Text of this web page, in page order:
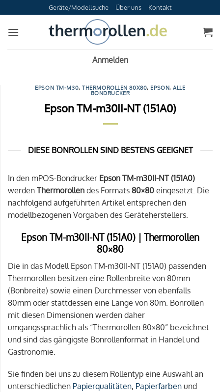
Inhalt
springen
Geräte/Modellsuche Über uns Kontakt
Anmelden
EPSON TM-M30,THERMOROLLEN 80X80, EPSON,ALLE
BONDRUCKER
Epson TM-m30II-NT (151A0)
DIESE BONROLLEN SIND BESTENS GEEIGNET
In den mPOS-Bondrucker Epson TM-m30II-NT (151A0)
werden Thermorollen des Formats 80×80 eingesetzt. Die
nachfolgend aufgeführten Artikel entsprechen den
modellbezogenen Vorgaben des Geräteherstellers.
Epson TM-m30II-NT (151A0) | Thermorollen
80×80
Die in das Modell Epson TM-m30II-NT (151A0) passenden
Thermorollen besitzen eine Rollenbreite von 80mm
(Bonbreite) sowie einen Durchmesser von ebenfalls
80mm oder stattdessen eine Länge von 80m. Bonrollen
mit diesen Dimensionen werden daher
umgangssprachlich als “Thermorollen 80×80” bezeichnet
und sind das gängigste Bonrollenformat in Handel und
Gastronomie.
Sie finden bei uns zu diesem Rollentyp eine Auswahl an
unterschiedlichen Papierqualitäten, Papierfarben und